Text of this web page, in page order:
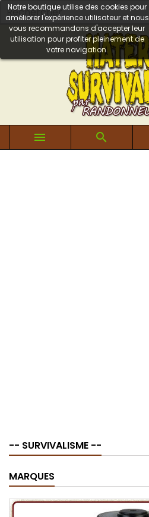
Notre boutique utilise des cookies pour
améliorer l'expérience utilisateur et nous
vous recommandons d'accepter leur
utilisation pour profiter pleinement de
votre navigation.
 
-- SURVIVALISME --
MARQUES